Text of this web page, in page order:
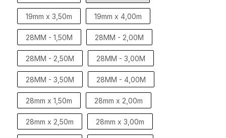
19mm x 3,50m 19mm x 4,00m
28MM - 1,50M 28MM - 2,00M
28MM - 2,50M 28MM - 3,00M
28MM - 3,50M 28MM - 4,00M
28mm x 1,50m 28mm x 2,00m
28mm x 2,50m 28mm x 3,00m